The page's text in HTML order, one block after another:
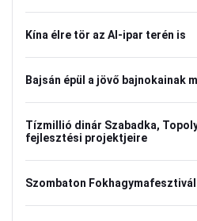
Kína élre tör az AI-ipar terén is
Bajsán épül a jövő bajnokainak
Tízmillió dinár Szabadka,
fejlesztési projektjeire
Szombaton Fokhagymafesztivál